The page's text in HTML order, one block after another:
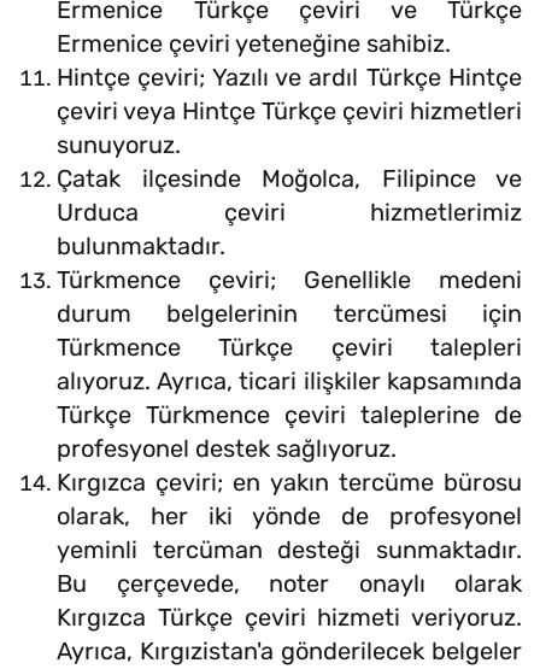
Ermenice Türkçe çeviri ve Türkçe
Ermenice çeviri yeteneğine sahibiz.
Hintçe çeviri; Yazılı ve ardıl Türkçe Hintçe
çeviri veya Hintçe Türkçe çeviri hizmetleri
sunuyoruz.
Çatak ilçesinde Moğolca, Filipince ve
Urduca çeviri hizmetlerimiz
bulunmaktadır.
Türkmence çeviri; Genellikle medeni
durum belgelerinin tercümesi için
Türkmence Türkçe çeviri talepleri
alıyoruz. Ayrıca, ticari ilişkiler kapsamında
Türkçe Türkmence çeviri taleplerine de
profesyonel destek sağlıyoruz.
Kırgızca çeviri; en yakın tercüme bürosu
olarak, her iki yönde de profesyonel
yeminli tercüman desteği sunmaktadır.
Bu çerçevede, noter onaylı olarak
Kırgızca Türkçe çeviri hizmeti veriyoruz.
Ayrıca, Kırgızistan'a gönderilecek belgeler